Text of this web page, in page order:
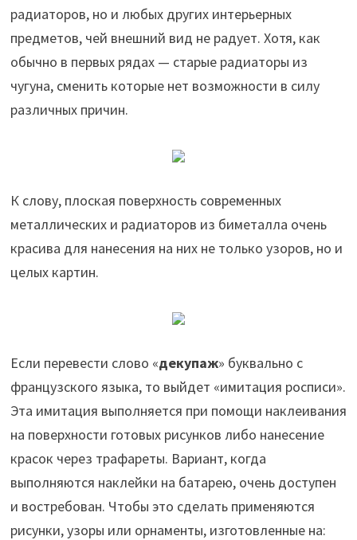
радиаторов, но и любых других интерьерных
предметов, чей внешний вид не радует. Хотя, как
обычно в первых рядах — старые радиаторы из
чугуна, сменить которые нет возможности в силу
различных причин.
К слову, плоская поверхность современных
металлических и радиаторов из биметалла очень
красива для нанесения на них не только узоров, но и
целых картин.
Если перевести слово «декупаж» буквально с
французского языка, то выйдет «имитация росписи».
Эта имитация выполняется при помощи наклеивания
на поверхности готовых рисунков либо нанесение
красок через трафареты. Вариант, когда
выполняются наклейки на батарею, очень доступен
и востребован. Чтобы это сделать применяются
рисунки, узоры или орнаменты, изготовленные на: